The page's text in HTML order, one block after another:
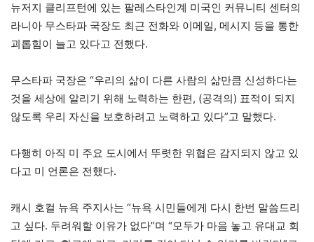
뉴저지 클리프턴에 있는 팔레스타인계 미국인 커뮤니티 센터의
라니아 무스타파 국장도 최근 전화와 이메일, 메시지 등을 통한
괴롭힘이 늘고 있다고 전했다.
무스타파 국장은 “우리의 삶이 다른 사람의 삶만큼 신성하다는
것을 세상에 알리기 위해 노력하는 한편, (공격의) 표적이 되지
않도록 우리 자신을 보호하려고 노력하고 있다”고 말했다.
다행히 아직 미 주요 도시에서 뚜렷한 위협은 감지되지 않고 있
다고 미 언론은 전했다.
캐시 호컬 뉴욕 주지사는 “뉴욕 시민들에게 다시 한번 말씀드리
고 싶다. 두려워할 이유가 없다”며 “모두가 마음 놓고 유대교 회